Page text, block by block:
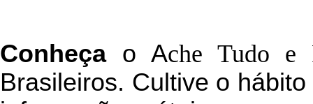
Conheçao Ache Tudo e
Brasileiros. Cultive o